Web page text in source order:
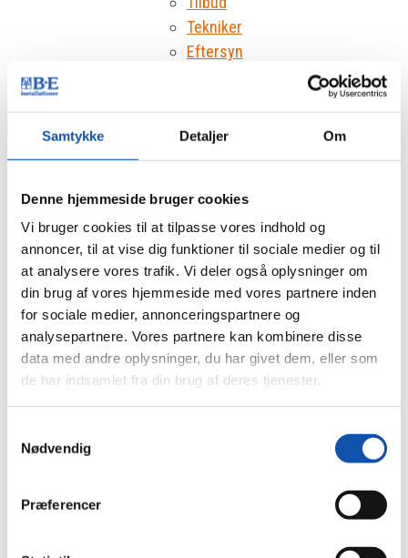
Samtykke Detaljer Om
Denne hjemmeside bruger cookies
Vi bruger cookies til at tilpasse vores indhold og
annoncer, til at vise dig funktioner til sociale medier og til
at analysere vores trafik. Vi deler også oplysninger om
din brug af vores hjemmeside med vores partnere inden
for sociale medier, annonceringspartnere og
analysepartnere. Vores partnere kan kombinere disse
data med andre oplysninger, du har givet dem, eller som
de har indsamlet fra din brug af deres tjenester.
Nødvendig
Præferencer
Tekniker
Eftersyn
Du er her:
Forside
Nyheder
Vores kvalitetssikring er afgørende - også iht.
prækvalifikation
Vores kvalitetssikring er
afgørende - også iht.
prækvalifikation
Der skal en prækvalificering til for at få lov
til at give tilbud ifm. offentlige udbud.